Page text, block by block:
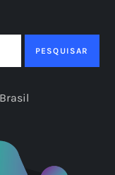
PESQUISAR